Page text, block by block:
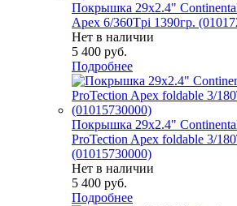
Покрышка 29x2.4"
Apex 6/360Tpi 1390гр.
Нет в наличии
5 400 руб.
Подробнее
Покрышка 29x2.4"
ProTection Apex foldable 3/
(01015730000)
Нет в наличии
5 400 руб.
Подробнее